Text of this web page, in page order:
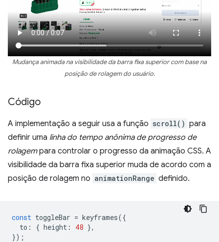
Mudança animada na visibilidade da barra fixa superior com base na
posição de rolagem do usuário.
Código
A implementação a seguir usa a função scroll() para
definir uma linha do tempo anônima de progresso de
rolagempara controlar o progresso da animação CSS. A
visibilidade da barra fixa superior muda de acordo com a
posição de rolagem no animationRange definido.
const toggleBar = keyframes({
to : { height : 48 },
});